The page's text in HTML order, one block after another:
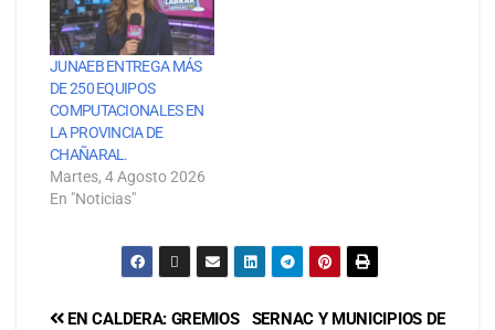
JUNAEB ENTREGA MÁS
DE 250 EQUIPOS
COMPUTACIONALES EN
LA PROVINCIA DE
CHAÑARAL.
Martes, 4 Agosto 2026
En "Noticias"
SERNAC Y MUNICIPIOS DE
EN CALDERA: GREMIOS